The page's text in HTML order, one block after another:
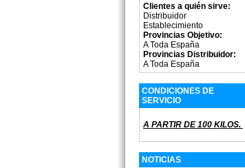
Clientes a quién sirve:
Distribuidor
Establecimiento
Provincias Objetivo:
A Toda España
Provincias Distribuidor:
A Toda España
CONDICIONES DE
SERVICIO
A PARTIR DE 100 KILOS.
NOTICIAS